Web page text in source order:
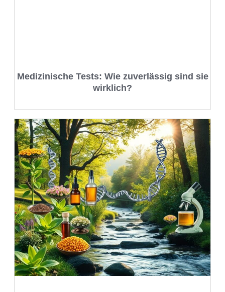
Medizinische Tests: Wie zuverlässig sind sie
wirklich?